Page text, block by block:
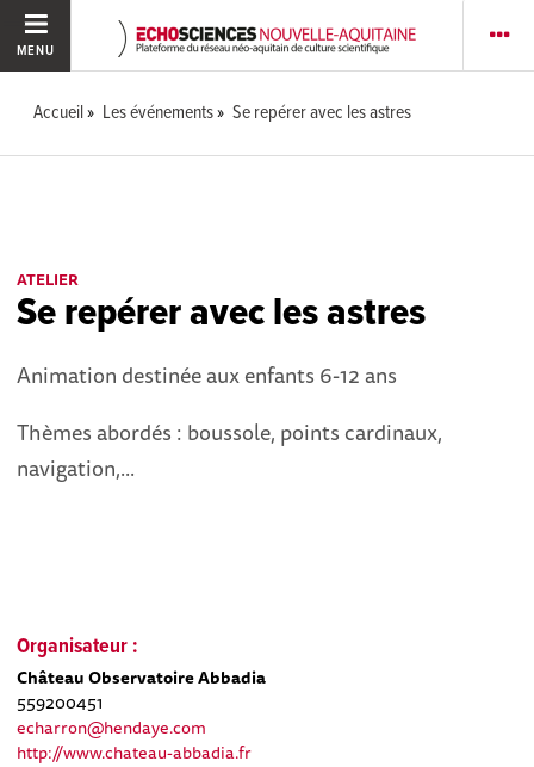
MENU
Accueil Les événements Se repérer avec les astres
ATELIER
Se repérer avec les astres
Animation destinée aux enfants 6-12 ans
Thèmes abordés : boussole, points cardinaux,
navigation,...
Organisateur :
Château Observatoire Abbadia
559200451
echarron@hendaye.com
http://www.chateau-abbadia.fr